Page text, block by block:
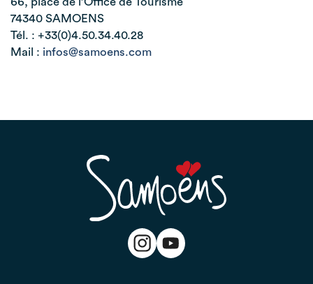
74340 SAMOENS
Tél. : +33(0)4.50.34.40.28
Mail : infos@samoens.com